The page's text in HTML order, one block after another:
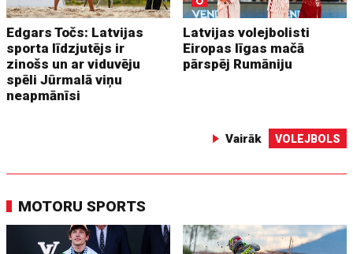
Edgars Točs: Latvijas
sporta līdzjutējs ir
zinošs un ar viduvēju
spēli Jūrmalā viņu
neapmānīsi
Latvijas volejbolisti
Eiropas līgas mačā
pārspēj Rumāniju
Vairāk VOLEJBOLS
MOTORU SPORTS